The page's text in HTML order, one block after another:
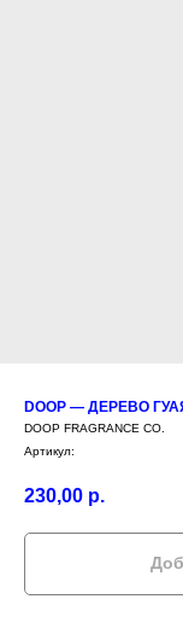
DOOP — ДЕРЕВО
DOOP FRAGRANCE CO.
Артикул:
230,00 р.